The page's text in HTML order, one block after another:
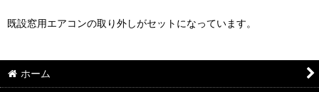
既設窓用エアコンの取り外しがセットになっています。
ホーム